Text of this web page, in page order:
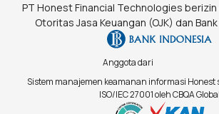
PT Honest Financial Technologies
Otoritas Jasa Keuangan (OJK) dan
Anggota dari
Sistem manajemen keamanan informasi
ISO/IEC 27001 oleh CBQA Global